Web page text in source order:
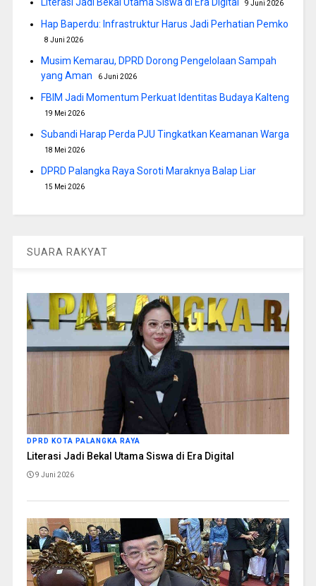
9 Juni 2026
Hap Baperdu: Infrastruktur Harus Jadi Perhatian Pemko
8 Juni 2026
Musim Kemarau, DPRD Dorong Pengelolaan Sampah
yang Aman
6 Juni 2026
FBIM Jadi Momentum Perkuat Identitas Budaya Kalteng
19 Mei 2026
Subandi Harap Perda PJU Tingkatkan Keamanan Warga
18 Mei 2026
DPRD Palangka Raya Soroti Maraknya Balap Liar
15 Mei 2026
SUARA RAKYAT
DPRD KOTA PALANGKA RAYA
Literasi Jadi Bekal Utama Siswa di Era Digital
9 Juni 2026